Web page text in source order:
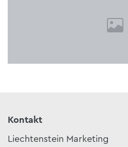
Kontakt
Liechtenstein Marketing